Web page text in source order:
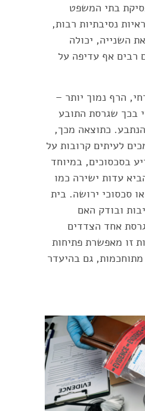
בתי המשפט
נסיבתיות רבות,
השנייה, יכולה
רבים אף עדיפה על
הרף נמוך יותר –
בכך שגרסת התובע
כתוצאה מכך,
לעיתים קרובות על
בסכסוכים, במיוחד
עדות ישירה כמו
סכסוכי ירושה. בית
ובודק האם
אחד הצדדים
זו מאפשרת פתיחות
גם בהיעדר